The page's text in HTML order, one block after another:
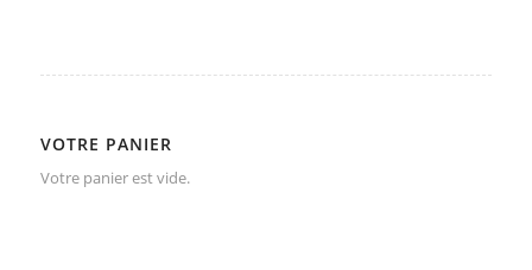
VOTRE PANIER
Votre panier est vide.